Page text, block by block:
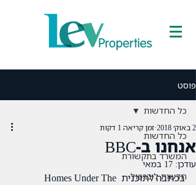
פוסט
כל החדשות
המשרד בתקשורת
חדשות ליברפול
כל החדשות
אנחנו ב-BBC
2 באוק׳ 2018 זמן קריאה 1 דקות
עודכן: 17 במאי
בכתבה לתוכנית Homes Under The